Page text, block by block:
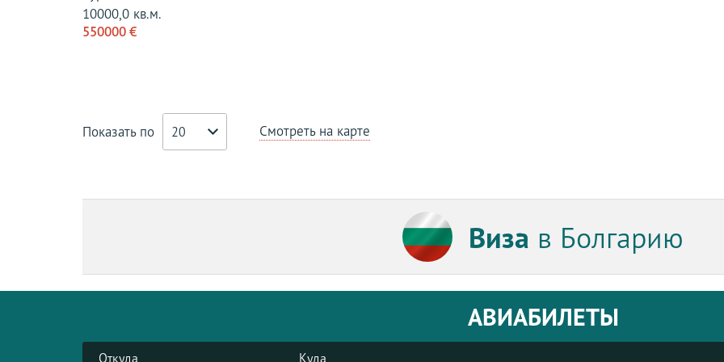
10000,0 кв.м.
550000 €
Показать по 20 Смотреть на карте
Виза в Болгарию
АВИАБИЛЕТЫ
Откуда Куда